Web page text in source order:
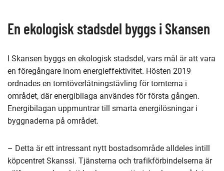
En ekologisk stadsdel byggs i Skansen
I Skansen byggs en ekologisk stadsdel, vars mål är att vara
en föregångare inom energieffektivitet. Hösten 2019
ordnades en tomtöverlåtningstävling för tomterna i
området, där energibilaga användes för första gången.
Energibilagan uppmuntrar till smarta energilösningar i
byggnaderna på området.
– Detta är ett intressant nytt bostadsområde alldeles intill
köpcentret Skanssi. Tjänsterna och trafikförbindelserna är